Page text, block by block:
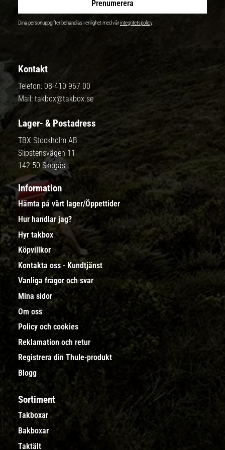
Prenumerera
Dina personuppgifter behandlas i enlighet med vårintegritetspolicy.
Kontakt
Telefon: 08-410 967 00
Mail: takbox@takbox.se
Lager- & Postadress
TBX Stockholm AB
Slipstensvägen 11
142 50 Skogås
Information
Hämta på vårt lager/Öppettider
Hur handlar jag?
Hyr takbox
Köpvillkor
Kontakta oss - Kundtjänst
Vanliga frågor och svar
Mina sidor
Om oss
Policy och cookies
Reklamation och retur
Registrera din Thule-produkt
Blogg
Sortiment
Takboxar
Bakboxar
Taktält